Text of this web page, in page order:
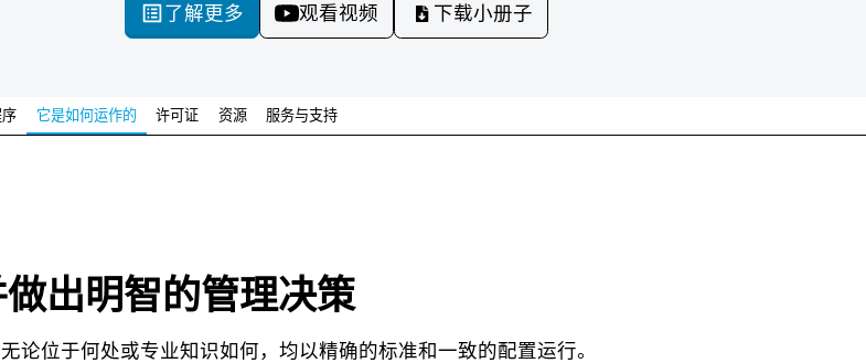
了解更多
观看视频 下载小册子
它是如何运作的 许可证 资源 服务与支持
出明智的管理决策
论位于何处或专业知识如何，均以精确的标准和一致的配置运行。